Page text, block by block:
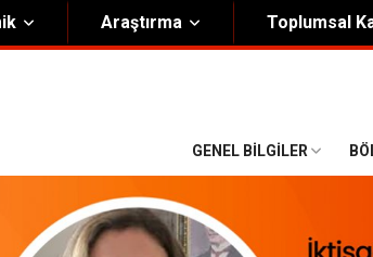
Araştırma Toplumsal
GENEL BILGILER